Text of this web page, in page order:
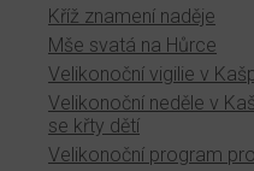
Kříž znamení naděje
Mše svatá na Hůrce
Velikonoční vigilie v
Velikonoční neděle v
se křty dětí
Velikonoční program